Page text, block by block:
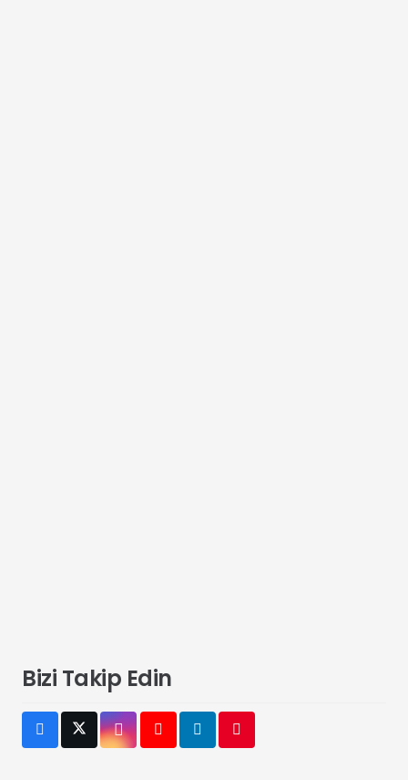
Bizi Takip Edin